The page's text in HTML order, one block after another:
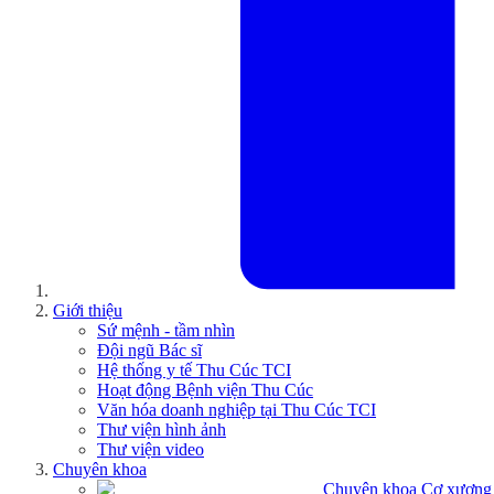
Giới thiệu
Sứ mệnh - tầm nhìn
Đội ngũ Bác sĩ
Hệ thống y tế Thu Cúc TCI
Hoạt động Bệnh viện Thu Cúc
Văn hóa doanh nghiệp tại Thu Cúc TCI
Thư viện hình ảnh
Thư viện video
Chuyên khoa
Chuyên khoa Cơ